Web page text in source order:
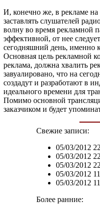
И, конечно же, в рекламе
заставлять слушателей
волну во время рекламной
эффективной, от нее
сегодняшний день, именно
Основная цель рекламной
реклама, должна хвалить
завуалировано, что на
создадут и разработают в
идеального времени для
Помимо основной
заказчиком и будет
Свежие записи:
05/03/2012
05/03/2012
05/03/2012
05/03/2012
05/03/2012
Более ранние: